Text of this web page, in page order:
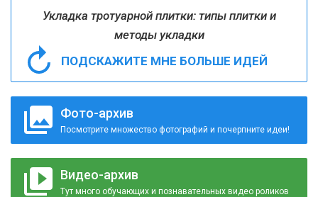
Укладка тротуарной плитки: типы плитки и
методы укладки
ПОДСКАЖИТЕ МНЕ БОЛЬШЕ ИДЕЙ
Фото-архив
Посмотрите множество фотографий и почерпните идеи!
Видео-архив
Тут много обучающих и познавательных видео роликов